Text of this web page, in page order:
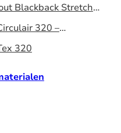
– Lichtblokkerend
Blackback Stretch
– Lichtblokkerend
320 –
polyester
320